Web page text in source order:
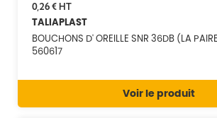
0,26 €HT
TALIAPLAST
BOUCHONS D' OREILLE SNR 36DB (LA
560617
Voir le produit